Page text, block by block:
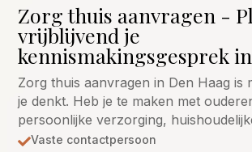
Zorg thuis aanvragen -
vrijblijvend je
kennismakingsgesprek
Zorg thuis aanvragen in Den Haag is
je denkt. Heb je te maken met
persoonlijke verzorging,
Vaste contactpersoon